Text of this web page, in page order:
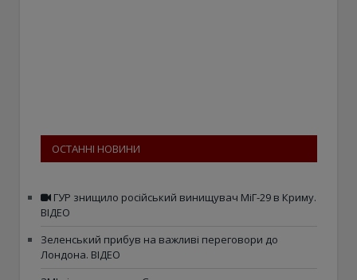
ОСТАННІ НОВИНИ
ГУР знищило російський винищувач МіГ-29 в Криму.
ВІДЕО
Зеленський прибув на важливі переговори до
Лондона. ВІДЕО